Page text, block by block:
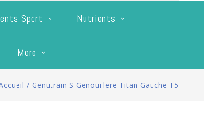
Sport Nutrients
More
/ Genutrain S Genouillere Titan Gauche T5